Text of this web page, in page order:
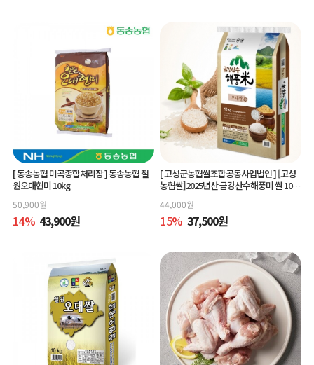
[ 동송농협 미곡종합처리장 ]동송농협 철
원오대현미 10kg
50,900원
14% 43,900원
[ 고성군농협쌀조합공동사업법인 ][고성
농협쌀]2025년산 금강산수해풍미 쌀 10kg
44,000원
15% 37,500원